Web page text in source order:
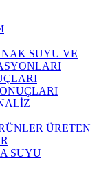
SUYU VE
ÜRETEN
SUYU